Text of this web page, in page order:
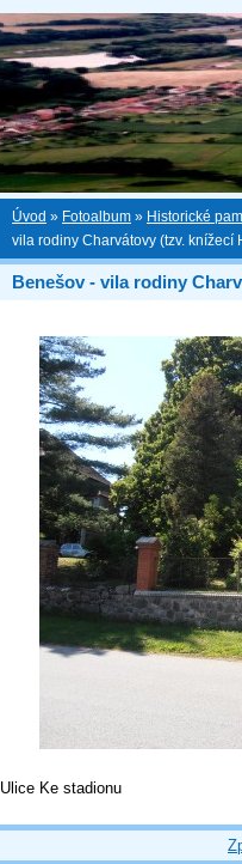
Úvod » Fotoalbum » Historické
vila rodiny Charvátovy (tzv. knížecí
Benešov - vila rodiny
Ulice Ke stadionu